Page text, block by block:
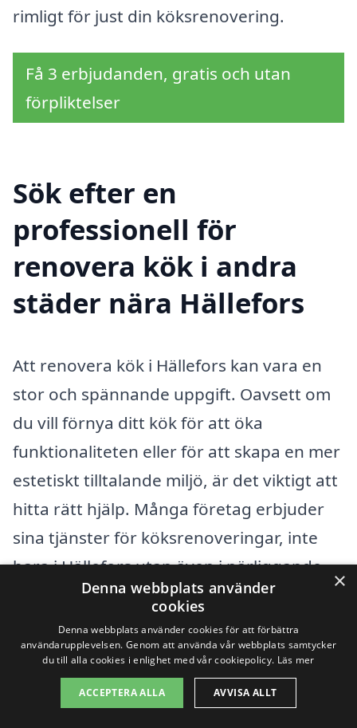
rimligt för just din köksrenovering.
Få 3 erbjudanden, gratis och utan
förpliktelser
Sök efter en
professionell för
renovera kök i andra
städer nära Hällefors
Att renovera kök i Hällefors kan vara en
stor och spännande uppgift. Oavsett om
du vill förnya ditt kök för att öka
funktionaliteten eller för att skapa en mer
estetiskt tilltalande miljö, är det viktigt att
hitta rätt hjälp. Många företag erbjuder
sina tjänster för köksrenoveringar, inte
bara i Hällefors utan även i närliggande
städer. Genom att samla in flera offerter
från olika entreprenörer kan du jämföra
priser och kvaliteter, vilket ger dig en
bättre möjlighet att göra ett informerat
×
Denna webbplats använder
cookies
Denna webbplats använder cookies för att förbättra
användarupplevelsen. Genom att använda vår webbplats samtycker
du till alla cookies i enlighet med vår cookiepolicy. Läs mer
ACCEPTERA ALLA AVVISA ALLT